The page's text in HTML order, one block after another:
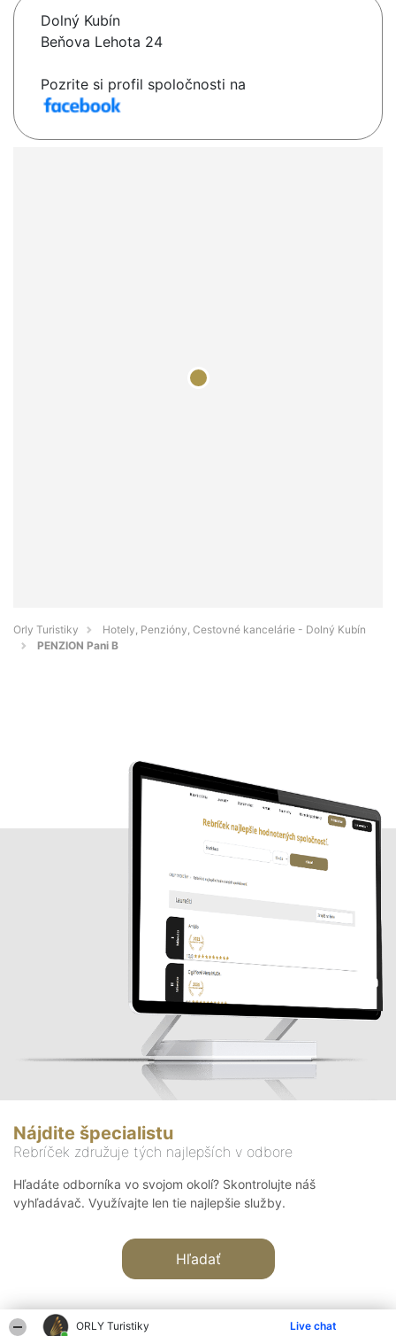
ORLY Turistiky Live chat
Dolný Kubín
Beňova Lehota 24
Pozrite si profil spoločnosti na
Orly Turistiky
Hotely, Penzióny, Cestovné kancelárie - Dolný Kubín
PENZION Pani B
Nájdite špecialistu
Rebríček združuje tých najlepších v odbore
Hľadáte odborníka vo svojom okolí? Skontrolujte náš
vyhľadávač. Využívajte len tie najlepšie služby.
Hľadať